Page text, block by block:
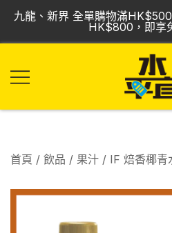
Skip
content
九龍、新界 全單購物滿
HK$800，即享
酒、食
首頁 / 飲品 / 果汁 / IF 焙香椰青